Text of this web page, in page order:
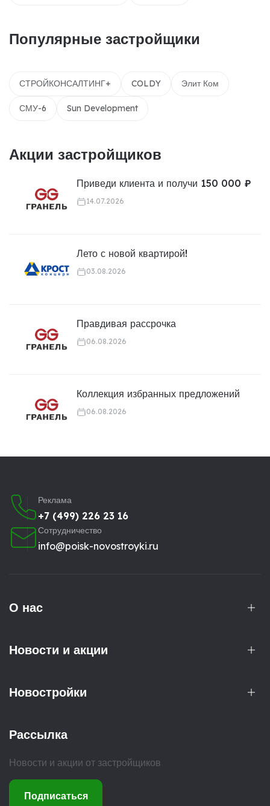
Популярные застройщики
СТРОЙКОНСАЛТИНГ+ COLDY Элит Ком
СМУ-6 Sun Development
Акции застройщиков
Приведи клиента и получи 150 000 ₽
14.07.2026
Лето с новой квартирой!
03.08.2026
Правдивая рассрочка
06.08.2026
Коллекция избранных предложений
06.08.2026
Реклама
+7 (499) 226 23 16
Сотрудничество
info@poisk-novostroyki.ru
О нас
Новости и акции
Новостройки
Рассылка
Новости и акции от застройщиков
Подписаться